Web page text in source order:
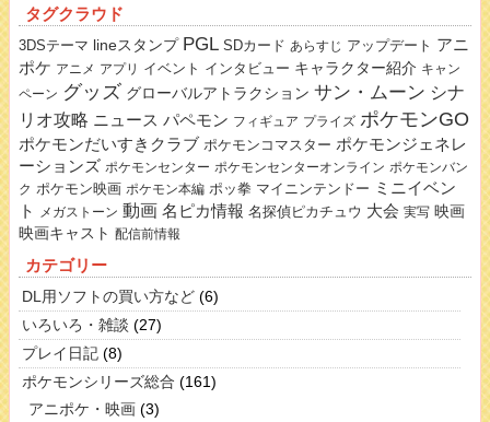
タグクラウド
3DSテーマ lineスタンプ PGL SDカード あらすじ アップデート アニ
ポケ アニメ アプリ イベント インタビュー キャラクター紹介 キャン
ペーン グッズ グローバルアトラクション サン・ムーン シナ
リオ攻略 ニュース パペモン フィギュア プライズ ポケモンGO
ポケモンだいすきクラブ ポケモンコマスター ポケモンジェネレ
ーションズ ポケモンセンター ポケモンセンターオンライン ポケモンバン
ク ポケモン映画 ポケモン本編 ポッ拳 マイニンテンドー ミニイベン
ト
メガストーン 動画 名ピカ情報 名探偵ピカチュウ 大会 実写 映画
映画キャスト 配信前情報
カテゴリー
DL用ソフトの買い方など (6)
いろいろ・雑談 (27)
プレイ日記 (8)
ポケモンシリーズ総合 (161)
アニポケ・映画 (3)